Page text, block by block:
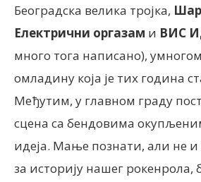
Београдска велика тројка,
Електрични оргазам и ВИС
много тога написано),
омладину која је тих година
Међутим, у главном граду
сцена са бендовима
идеја. Мање познати, али не
за историју нашег рокенрола,